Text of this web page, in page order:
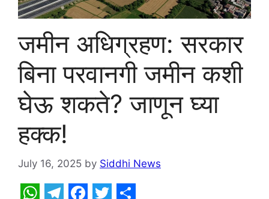
जमीन अधिग्रहण: सरकार
बिना परवानगी जमीन कशी
घेऊ शकते? जाणून घ्या
हक्क!
July 16, 2025 by Siddhi News